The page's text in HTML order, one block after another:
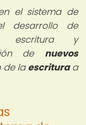
el sistema de
desarrollo de
y
de nuevos
de la escrituraa